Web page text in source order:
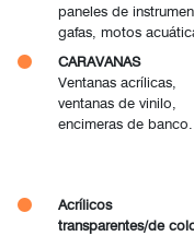
paneles de
gafas, motos
CARAVANAS
Ventanas acrílicas,
ventanas de vinilo,
encimeras de banco.
Acrílicos
transparentes/de